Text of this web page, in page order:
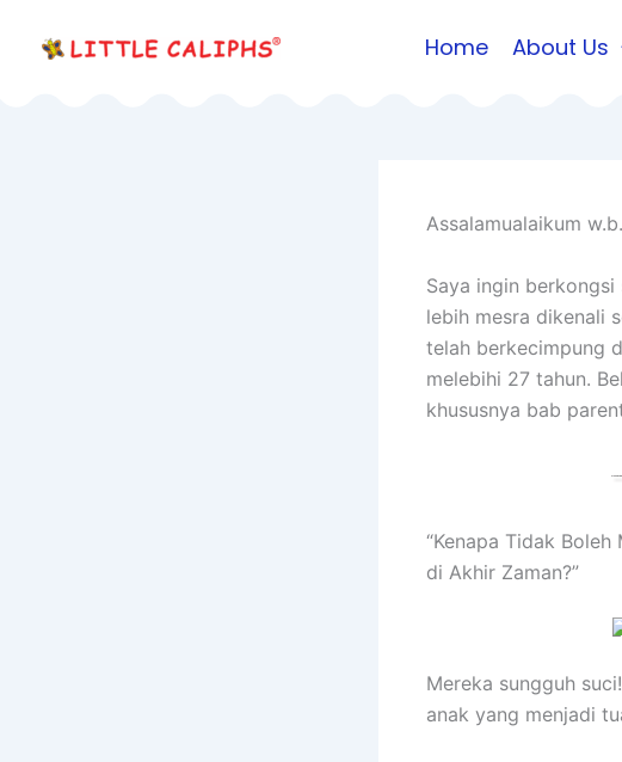
Home About Us
Assalamualaikum
Saya ingin
lebih mesra dikenali
telah berkecimpung
melebihi 27 tahun.
khususnya bab
“Kenapa Tidak
di Akhir Zaman?”
Mereka sungguh
anak yang menjadi